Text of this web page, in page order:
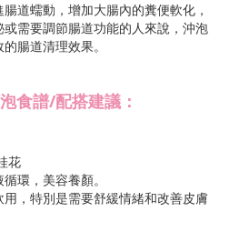
道蠕動，增加大腸內的糞便軟化，
需要調節腸道功能的人來說，沖泡
腸道清理效果。
食譜/配搭建議：
花
環，美容養顏。
，特別是需要舒緩情緒和改善皮膚